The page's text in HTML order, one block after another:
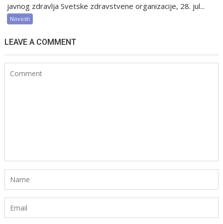
javnog zdravlja Svetske zdravstvene organizacije, 28. jul...
Novosti
LEAVE A COMMENT